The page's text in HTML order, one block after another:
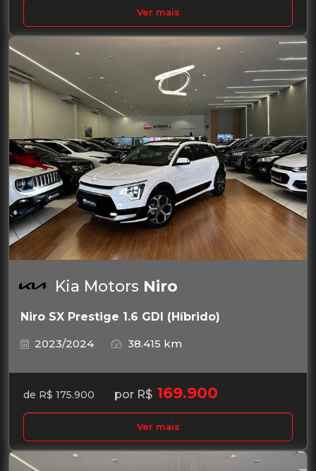
Ver mais
Kia Motors Niro
Niro SX Prestige 1.6 GDI (Híbrido)
2023/2024
38.415 km
de R$ 175.900 por R$ 169.900
Ver mais